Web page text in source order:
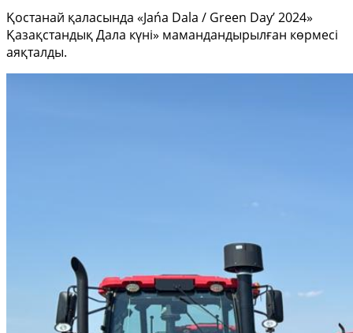
Қостанай қаласында «Jańa Dala / Green Day’ 2024»
Қазақстандық Дала күні» мамандандырылған көрмесі
аяқталды.